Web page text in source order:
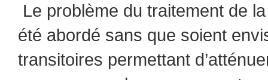
Le problème du traitement de
été abordé sans que soient
transitoires permettant